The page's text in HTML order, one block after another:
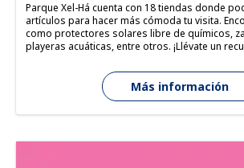
Parque Xel-Há cuenta con 18 tiendas donde
artículos para hacer más cómoda tu visita.
como protectores solares libre de químicos,
playeras acuáticas, entre otros. ¡Llévate un
Más información